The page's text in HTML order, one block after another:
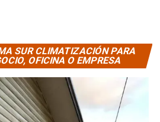
SUR CLIMATIZACIÓN PARA
OFICINA O EMPRESA